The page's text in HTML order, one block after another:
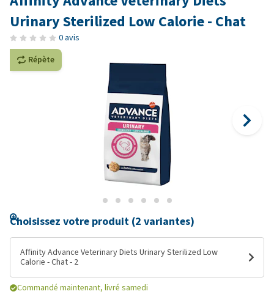
Urinary Sterilized Low Calorie - Chat
0 avis
Répète
Choisissez votre produit (2 variantes)
Affinity Advance Veterinary Diets Urinary Sterilized Low
Calorie - Chat - 2
Commandé maintenant, livré samedi